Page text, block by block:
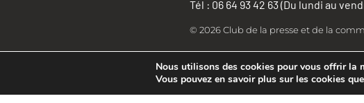
Tél : 06 64 93 42 63 (Du lundi au
© 2026 Club de la presse et de la
Nous utilisons des cookies pour vous offrir la
Vous pouvez en savoir plus sur les cookies